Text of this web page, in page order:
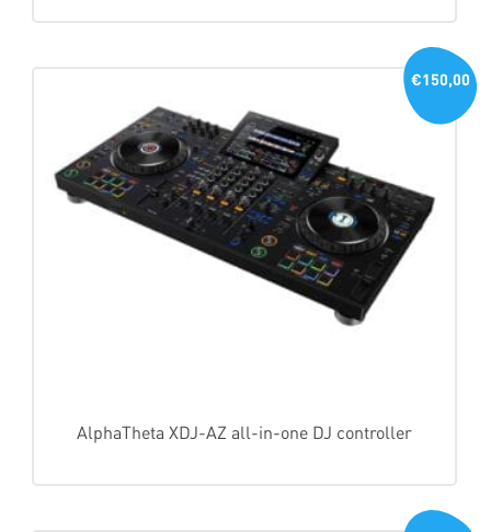
AlphaTheta XDJ-AZ all-in-one DJ controller
€150,00